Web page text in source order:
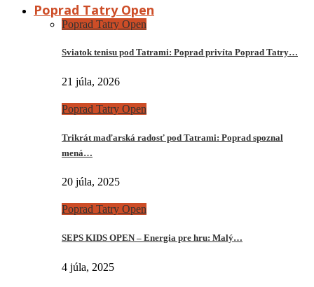
Poprad Tatry Open
Poprad Tatry Open
Sviatok tenisu pod Tatrami: Poprad privíta Poprad Tatry…
21 júla, 2026
Poprad Tatry Open
Trikrát maďarská radosť pod Tatrami: Poprad spoznal
mená…
20 júla, 2025
Poprad Tatry Open
SEPS KIDS OPEN – Energia pre hru: Malý…
4 júla, 2025